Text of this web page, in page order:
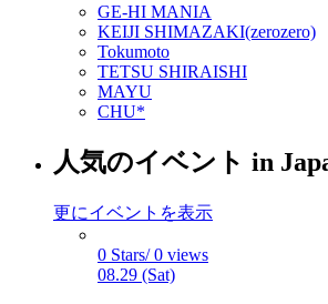
GE-HI MANIA
KEIJI SHIMAZAKI(zerozero)
Tokumoto
TETSU SHIRAISHI
MAYU
CHU*
人気のイベント in
更にイベントを表示
0 Stars/ 0 views
08.29 (Sat)